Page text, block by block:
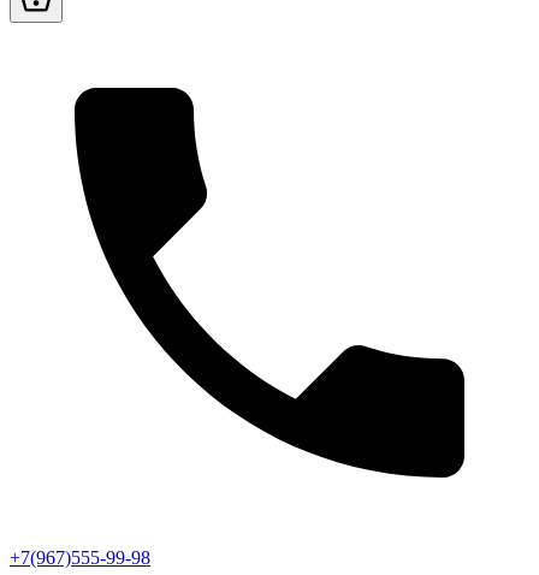
+7(967)555-99-98